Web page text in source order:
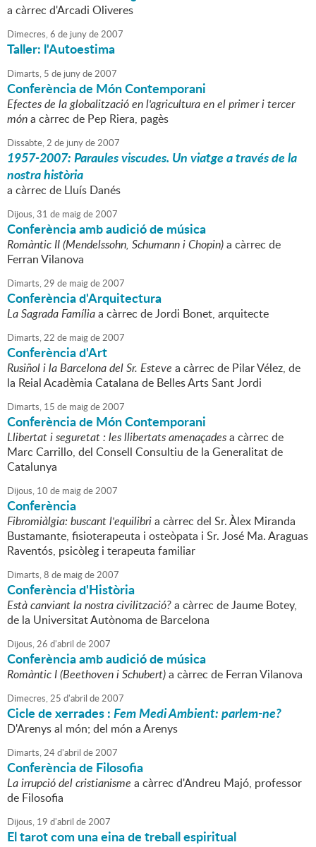
a càrrec d'Arcadi Oliveres
Dimecres,6 de junyde2007
Taller: l'Autoestima
Dimarts, 5 de junyde2007
Conferència de Món Contemporani
Efectes de la globalització en l'agricultura en el primer i tercer
móna càrrec de Pep Riera, pagès
Dissabte,2 de junyde2007
1957-2007: Paraules viscudes. Un viatge a través de la
nostra història
a càrrec de Lluís Danés
Dijous,31 de maigde2007
Conferència amb audició de música
Romàntic II (Mendelssohn, Schumann i Chopin)a càrrec de
Ferran Vilanova
Dimarts,29 de maigde2007
Conferència d'Arquitectura
La Sagrada Famíliaa càrrec de Jordi Bonet, arquitecte
Dimarts,22 de maigde2007
Conferència d'Art
Rusiñol i la Barcelona del Sr. Esteve a càrrec de Pilar Vélez, de
la Reial Acadèmia Catalana de Belles Arts Sant Jordi
Dimarts, 15 de maigde2007
Conferència de Món Contemporani
Llibertat i seguretat : les llibertats amenaçadesa càrrec de
Marc Carrillo, del Consell Consultiu de la Generalitat de
Catalunya
Dijous, 10 de maigde2007
Conferència
Fibromiàlgia: buscant l'equilibria càrrec del Sr. Àlex Miranda
Bustamante, fisioterapeuta i osteòpata i Sr. José Ma. Araguas
Raventós, psicòleg i terapeuta familiar
Dimarts,8 de maigde2007
Conferència d'Història
Està canviant la nostra civilització?a càrrec de Jaume Botey,
de la Universitat Autònoma de Barcelona
Dijous,26 d'abril de2007
Conferència amb audició de música
Romàntic I (Beethoven i Schubert)a càrrec de Ferran Vilanova
Dimecres,25 d'abril de2007
Cicle de xerrades :Fem Medi Ambient: parlem-ne?
D'Arenys al món; del món a Arenys
Dimarts,24d'abril de2007
Conferència de Filosofia
La irrupció del cristianisme a càrrec d'Andreu Majó, professor
de Filosofia
Dijous, 19 d'abril de2007
El tarot com una eina de treball espiritual